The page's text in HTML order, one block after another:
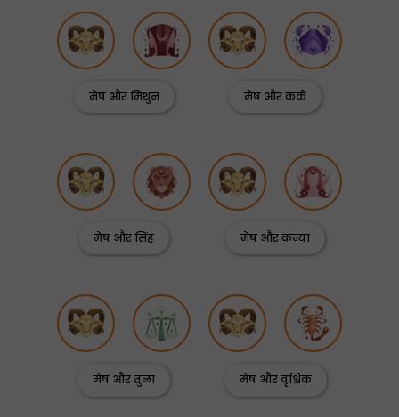
मेष और मिथुन मेष और कर्क
मेष और सिंह मेष और कन्या
मेष और तुला मेष और वृश्चिक